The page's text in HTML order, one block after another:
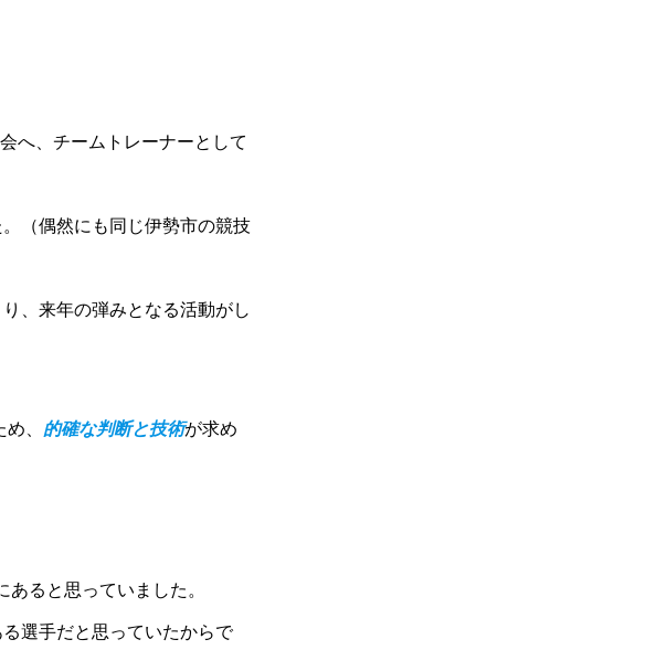
へ、チームトレーナーとして
（偶然にも同じ伊勢市の競技
、来年の弾みとなる活動がし
、 的確な判断と技術が求め
あると思っていました。
選手だと思っていたからで